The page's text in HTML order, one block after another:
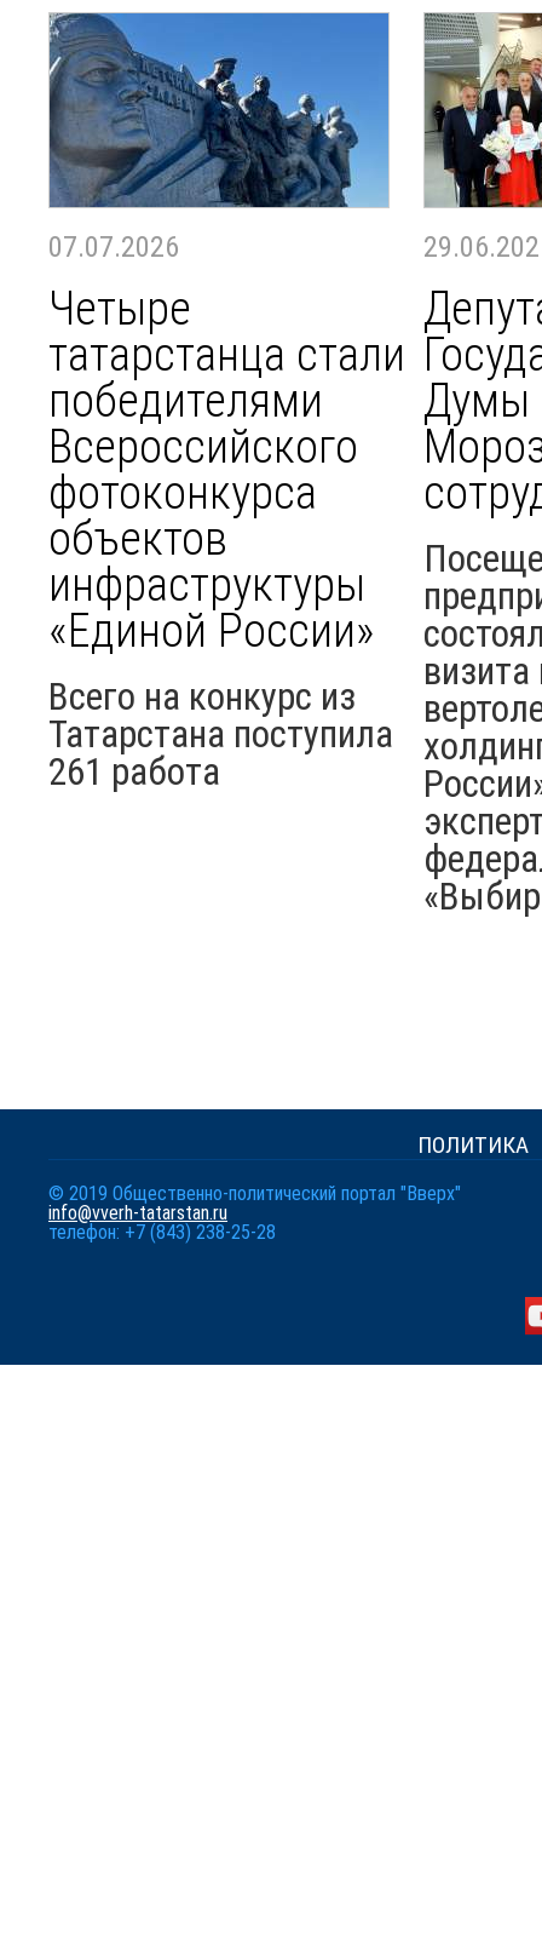
07.07.2026
Четыре
татарстанца стали
победителями
Всероссийского
фотоконкурса
объектов
инфраструктуры
«Единой России»
Всего на конкурс из
Татарстана поступила
261 работа
Думы
ПОЛИТИКА
© 2019 Общественно-политический портал "Вверх"
info@vverh-tatarstan.ru
телефон: +7 (843) 238-25-28